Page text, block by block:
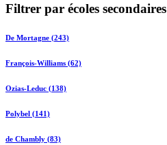
Filtrer par écoles secondaires
De Mortagne (243)
François-Williams (62)
Ozias-Leduc (138)
Polybel (141)
de Chambly (83)